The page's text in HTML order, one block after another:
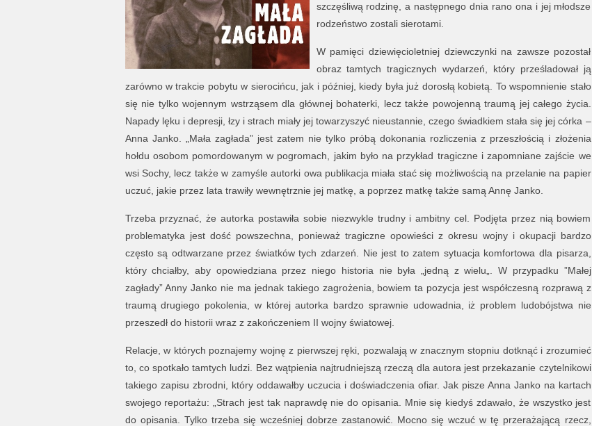
szczęśliwą rodzinę, a następnego dnia rano ona i jej młodsze
rodzeństwo zostali sierotami.
W pamięci dziewięcioletniej dziewczynki na zawsze pozostał
obraz tamtych tragicznych wydarzeń, który prześladował ją
zarówno w trakcie pobytu w sierocińcu, jak i później, kiedy była już dorosłą kobietą. To wspomnienie stało
się nie tylko wojennym wstrząsem dla głównej bohaterki, lecz także powojenną traumą jej całego życia.
Napady lęku i depresji, łzy i strach miały jej towarzyszyć nieustannie, czego świadkiem stała się jej córka –
Anna Janko. „Mała zagłada” jest zatem nie tylko próbą dokonania rozliczenia z przeszłością i złożenia
hołdu osobom pomordowanym w pogromach, jakim było na przykład tragiczne i zapomniane zajście we
wsi Sochy, lecz także w zamyśle autorki owa publikacja miała stać się możliwością na przelanie na papier
uczuć, jakie przez lata trawiły wewnętrznie jej matkę, a poprzez matkę także samą Annę Janko.
Trzeba przyznać, że autorka postawiła sobie niezwykle trudny i ambitny cel. Podjęta przez nią bowiem
problematyka jest dość powszechna, ponieważ tragiczne opowieści z okresu wojny i okupacji bardzo
często są odtwarzane przez światków tych zdarzeń. Nie jest to zatem sytuacja komfortowa dla pisarza,
który chciałby, aby opowiedziana przez niego historia nie była „jedną z wielu„. W przypadku ”Małej
zagłady” Anny Janko nie ma jednak takiego zagrożenia, bowiem ta pozycja jest współczesną rozprawą z
traumą drugiego pokolenia, w której autorka bardzo sprawnie udowadnia, iż problem ludobójstwa nie
przeszedł do historii wraz z zakończeniem II wojny światowej.
Relacje, w których poznajemy wojnę z pierwszej ręki, pozwalają w znacznym stopniu dotknąć i zrozumieć
to, co spotkało tamtych ludzi. Bez wątpienia najtrudniejszą rzeczą dla autora jest przekazanie czytelnikowi
takiego zapisu zbrodni, który oddawałby uczucia i doświadczenia ofiar. Jak pisze Anna Janko na kartach
swojego reportażu: „Strach jest tak naprawdę nie do opisania. Mnie się kiedyś zdawało, że wszystko jest
do opisania. Tylko trzeba się wcześniej dobrze zastanowić. Mocno się wczuć w tę przerażającą rzecz,